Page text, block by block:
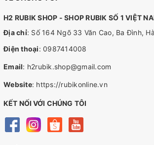
H2 RUBIK SHOP - SHOP RUBIK SỐ 1 VIỆT
Địa chỉ: Số 164 Ngõ 33 Văn Cao, Ba Đình,
Điện thoại: 0987414008
Email: h2rubik.shop@gmail.com
Website: https://rubikonline.vn
KẾT NỐI VỚI CHÚNG TÔI